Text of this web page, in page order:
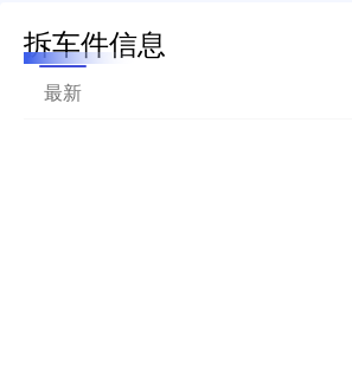
拆车件信息
最新